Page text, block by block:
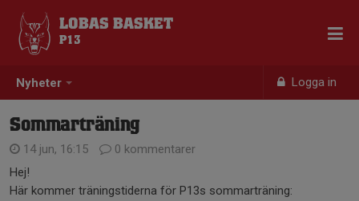
Nyheter Logga in
LOBAS BASKET
P13
Sommarträning
14 jun, 16:15
0 kommentarer
Hej!
Här kommer träningstiderna för P13s sommarträning: